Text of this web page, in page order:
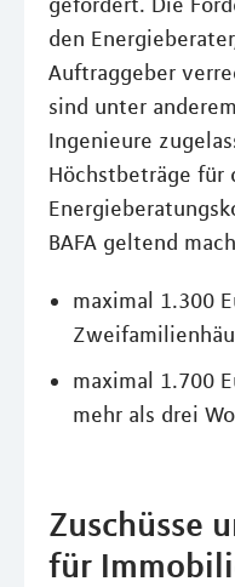
den
Auftraggeber
sind unter
Ingenieure
Höchstbeträge für
BAFA geltend
maximal 1.300
maximal 1.700
mehr als drei
Zuschüsse
für